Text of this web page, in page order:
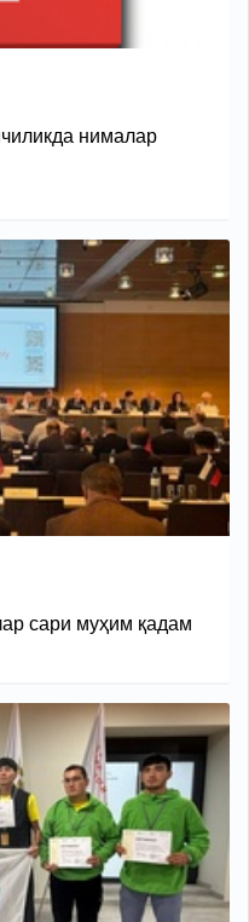
нималар
сари муҳим қадам